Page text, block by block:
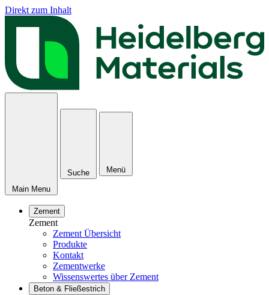
Direkt zum Inhalt
Main Menu
Suche Menü
Zement
Zement
Zement Übersicht
Produkte
Kontakt
Zementwerke
Wissenswertes über Zement
Beton & Fließestrich